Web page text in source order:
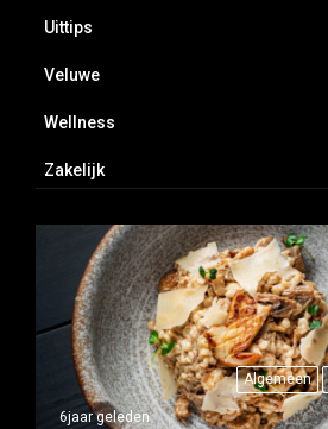
Uittips
Veluwe
Wellness
Zakelijk
Algemeen
6jaar geleden